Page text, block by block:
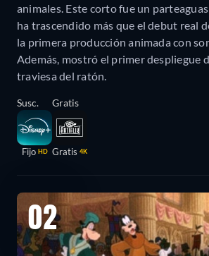
animales. Este corto fue un
ha trascendido más que el debut real
la primera producción animada con
Además, mostró el primer despliegue
traviesa del ratón.
Susc.
Fijo HD
Gratis
Gratis 4K
02